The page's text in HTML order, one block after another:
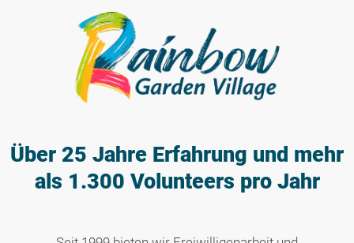
Über 25 Jahre Erfahrung und mehr
als 1.300 Volunteers pro Jahr